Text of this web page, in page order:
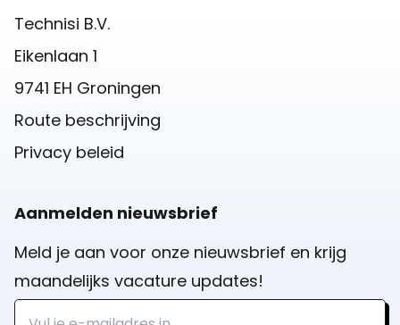
Technisi B.V.
Eikenlaan 1
9741 EH Groningen
Route beschrijving
Privacy beleid
Aanmelden nieuwsbrief
Meld je aan voor onze nieuwsbrief en krijg
maandelijks vacature updates!